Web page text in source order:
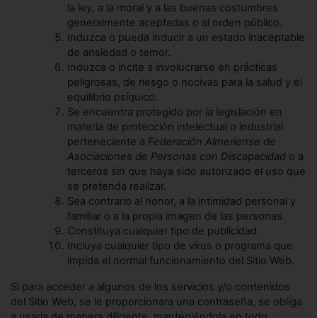
la ley, a la moral y a las buenas costumbres
generalmente aceptadas o al orden público.
Induzca o pueda inducir a un estado inaceptable
de ansiedad o temor.
Induzca o incite a involucrarse en prácticas
peligrosas, de riesgo o nocivas para la salud y el
equilibrio psíquico.
Se encuentra protegido por la legislación en
materia de protección intelectual o industrial
perteneciente a Federación Almeriense de
Asociaciones de Personas con Discapacidad o a
terceros sin que haya sido autorizado el uso que
se pretenda realizar.
Sea contrario al honor, a la intimidad personal y
familiar o a la propia imagen de las personas.
Constituya cualquier tipo de publicidad.
Incluya cualquier tipo de virus o programa que
impida el normal funcionamiento del Sitio Web.
Si para acceder a algunos de los servicios y/o contenidos
del Sitio Web, se le proporcionara una contraseña, se obliga